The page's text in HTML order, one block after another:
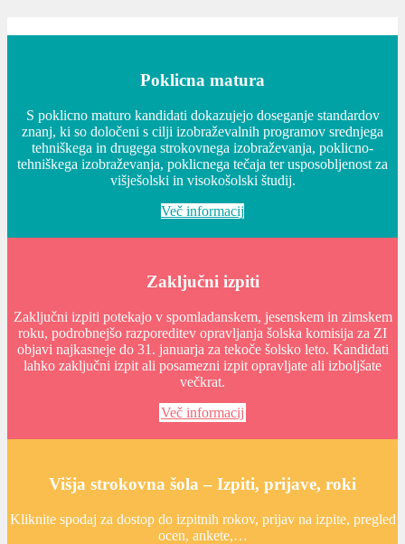
Poklicna matura
S poklicno maturo kandidati dokazujejo doseganje standardov
znanj, ki so določeni s cilji izobraževalnih programov srednjega
tehniškega in drugega strokovnega izobraževanja, poklicno-
tehniškega izobraževanja, poklicnega tečaja ter usposobljenost za
višješolski in visokošolski študij.
Več informacij
Zaključni izpiti
Zaključni izpiti potekajo v spomladanskem, jesenskem in zimskem
roku, podrobnejšo razporeditev opravljanja šolska komisija za ZI
objavi najkasneje do 31. januarja za tekoče šolsko leto. Kandidati
lahko zaključni izpit ali posamezni izpit opravljate ali izboljšate
večkrat.
Več informacij
Višja strokovna šola – Izpiti, prijave, roki
Kliknite spodaj za dostop do izpitnih rokov, prijav na izpite, pregled
ocen, ankete,…